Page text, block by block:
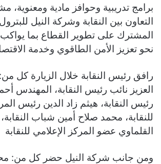
برامج تدريبية وحوافز مادية ومعنوية،
التعاون بين النقابة وشركة النيل
المشترك على تطوير القطاع بما
نحو تعزيز الأمن الطاقوي وخدمة
رافق رئيس النقابة خلال الزيارة كل
العزيز نائب رئيس النقابة، المهندس
رئيس النقابة، هيثم زاد الدين رئيس
للنقابة، محمد صلاح أمين شباب
القلماوي عضو المركز الإعلامي للنقابة
ومن جانب شركة النيل حضر كل من: